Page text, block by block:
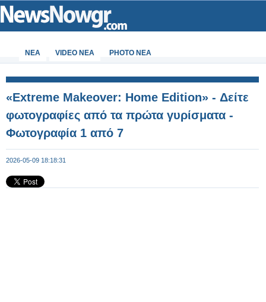
ΝΕΑ VIDEO NEA PHOTO NEA
«Extreme Makeover: Home Edition» - Δείτε
φωτογραφίες από τα πρώτα γυρίσματα -
Φωτογραφία 1 από 7
2026-05-09 18:18:31